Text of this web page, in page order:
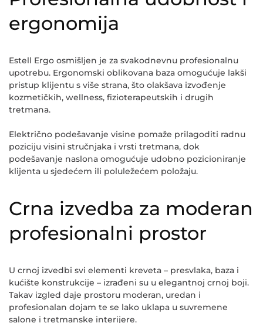
ergonomija
Estell Ergo osmišljen je za svakodnevnu profesionalnu
upotrebu. Ergonomski oblikovana baza omogućuje lakši
pristup klijentu s više strana, što olakšava izvođenje
kozmetičkih, wellness, fizioterapeutskih i drugih
tretmana.
Električno podešavanje visine pomaže prilagoditi radnu
poziciju visini stručnjaka i vrsti tretmana, dok
podešavanje naslona omogućuje udobno pozicioniranje
klijenta u sjedećem ili poluležećem položaju.
Crna izvedba za moderan
profesionalni prostor
U crnoj izvedbi svi elementi kreveta – presvlaka, baza i
kućište konstrukcije – izrađeni su u elegantnoj crnoj boji.
Takav izgled daje prostoru moderan, uredan i
profesionalan dojam te se lako uklapa u suvremene
salone i tretmanske interijere.